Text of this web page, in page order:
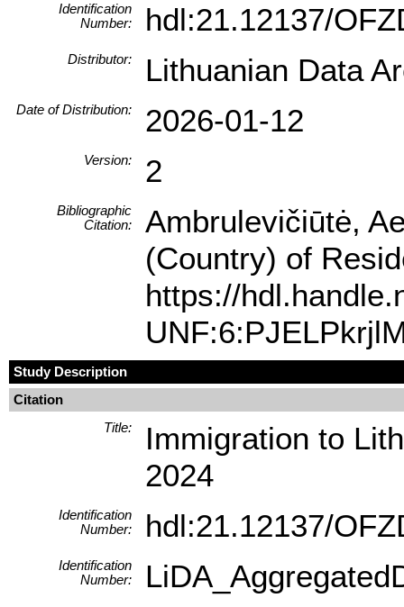
Identification
Number:
hdl:21.12137/
Distributor: Lithuanian Data
Date of Distribution: 2026-01-12
Version: 2
Bibliographic
Citation:
Ambrulevičiūtė,
(Country) of
https://
Study Description
Citation
Title:
Immigration to
2024
Identification
Number:
hdl:21.12137/
Identification
Number: